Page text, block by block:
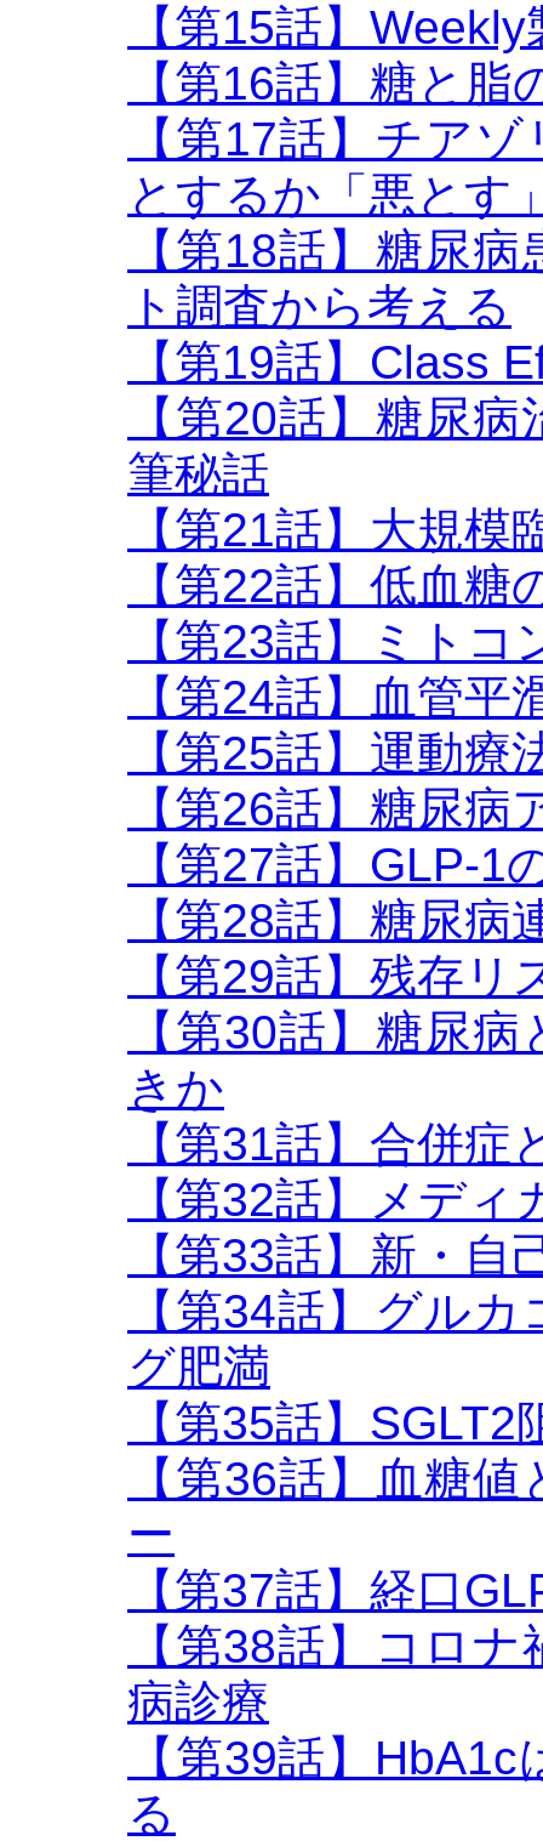
【第15話】
【第16話】糖と脂
【第17話】チア
とするか「悪とす
【第18話】糖尿
ト調査から考える
【第19話】Class
【第20話】糖尿
筆秘話
【第21話】大規
【第22話】低血糖
【第23話】ミト
【第24話】血管
【第25話】運動療
【第26話】糖尿病
【第27話】GLP-1
【第28話】糖尿
【第29話】残存
【第30話】糖尿
きか
【第31話】合併症
【第32話】メデ
【第33話】新・自
【第34話】グル
グ肥満
【第35話】
【第36話】血糖
ー
【第37話】経口
【第38話】コロ
病診療
【第39話】
る